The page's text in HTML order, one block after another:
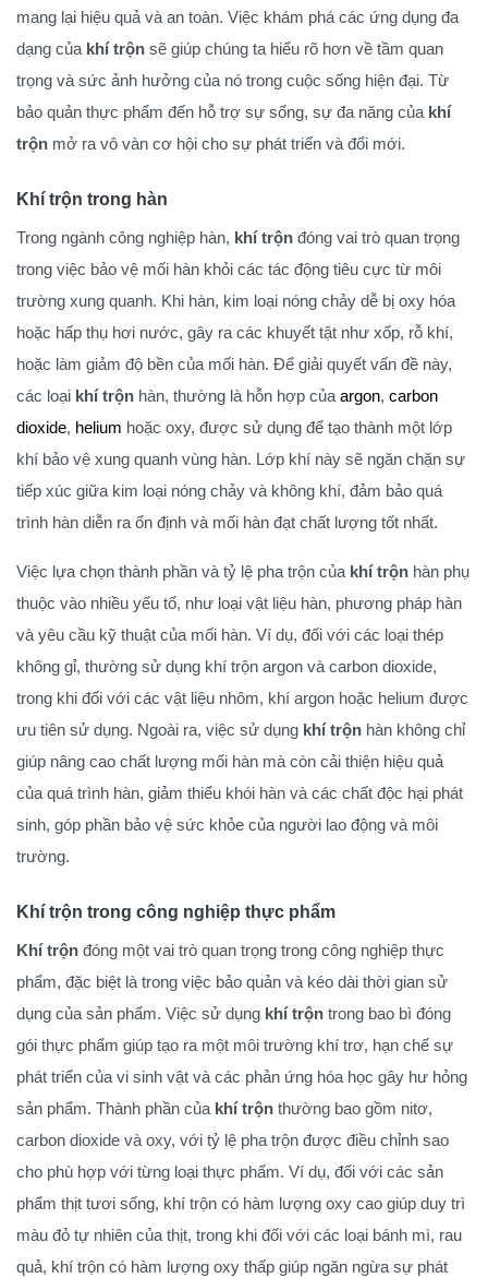
mang lại hiệu quả và an toàn. Việc khám phá các ứng dụng đa
dạng của khí trộn sẽ giúp chúng ta hiểu rõ hơn về tầm quan
trọng và sức ảnh hưởng của nó trong cuộc sống hiện đại. Từ
bảo quản thực phẩm đến hỗ trợ sự sống, sự đa năng của khí
trộn mở ra vô vàn cơ hội cho sự phát triển và đổi mới.
Khí trộn trong hàn
Trong ngành công nghiệp hàn, khí trộn đóng vai trò quan trọng
trong việc bảo vệ mối hàn khỏi các tác động tiêu cực từ môi
trường xung quanh. Khi hàn, kim loại nóng chảy dễ bị oxy hóa
hoặc hấp thụ hơi nước, gây ra các khuyết tật như xốp, rỗ khí,
hoặc làm giảm độ bền của mối hàn. Để giải quyết vấn đề này,
các loại khí trộn hàn, thường là hỗn hợp của argon, carbon
dioxide, helium hoặc oxy, được sử dụng để tạo thành một lớp
khí bảo vệ xung quanh vùng hàn. Lớp khí này sẽ ngăn chặn sự
tiếp xúc giữa kim loại nóng chảy và không khí, đảm bảo quá
trình hàn diễn ra ổn định và mối hàn đạt chất lượng tốt nhất.
Việc lựa chọn thành phần và tỷ lệ pha trộn của khí trộn hàn phụ
thuộc vào nhiều yếu tố, như loại vật liệu hàn, phương pháp hàn
và yêu cầu kỹ thuật của mối hàn. Ví dụ, đối với các loại thép
không gỉ, thường sử dụng khí trộn argon và carbon dioxide,
trong khi đối với các vật liệu nhôm, khí argon hoặc helium được
ưu tiên sử dụng. Ngoài ra, việc sử dụng khí trộn hàn không chỉ
giúp nâng cao chất lượng mối hàn mà còn cải thiện hiệu quả
của quá trình hàn, giảm thiểu khói hàn và các chất độc hại phát
sinh, góp phần bảo vệ sức khỏe của người lao động và môi
trường.
Khí trộn trong công nghiệp thực phẩm
Khí trộn đóng một vai trò quan trọng trong công nghiệp thực
phẩm, đặc biệt là trong việc bảo quản và kéo dài thời gian sử
dụng của sản phẩm. Việc sử dụng khí trộn trong bao bì đóng
gói thực phẩm giúp tạo ra một môi trường khí trơ, hạn chế sự
phát triển của vi sinh vật và các phản ứng hóa học gây hư hỏng
sản phẩm. Thành phần của khí trộn thường bao gồm nitơ,
carbon dioxide và oxy, với tỷ lệ pha trộn được điều chỉnh sao
cho phù hợp với từng loại thực phẩm. Ví dụ, đối với các sản
phẩm thịt tươi sống, khí trộn có hàm lượng oxy cao giúp duy trì
màu đỏ tự nhiên của thịt, trong khi đối với các loại bánh mì, rau
quả, khí trộn có hàm lượng oxy thấp giúp ngăn ngừa sự phát